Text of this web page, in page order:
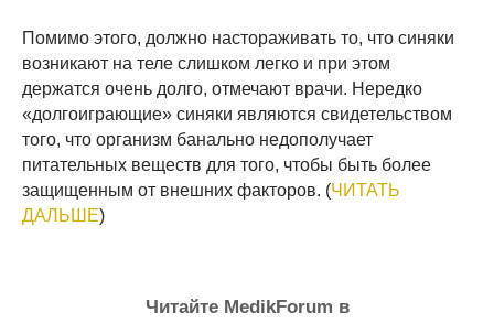
Помимо этого, должно настораживать то, что синяки
возникают на теле слишком легко и при этом
держатся очень долго, отмечают врачи. Нередко
«долгоиграющие» синяки являются свидетельством
того, что организм банально недополучает
питательных веществ для того, чтобы быть более
защищенным от внешних факторов. (ЧИТАТЬ
ДАЛЬШЕ)
Читайте MedikForum в